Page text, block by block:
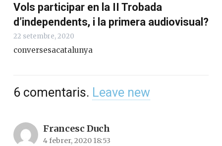
Vols participar en la II Trobada
d’independents, i la primera audiovisual?
22 setembre, 2020
conversesacatalunya
6 comentaris. Leave new
Francesc Duch
4 febrer, 2020 18:53